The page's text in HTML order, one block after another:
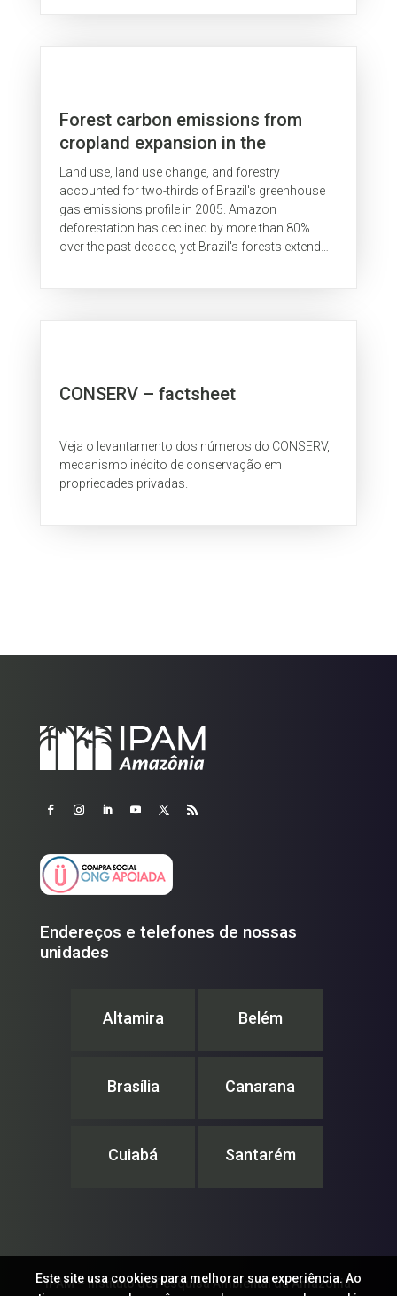
Forest carbon emissions from
cropland expansion in the
Brazilian Cerrado biome
Land use, land use change, and forestry
accounted for two-thirds of Brazil's greenhouse
gas emissions profile in 2005. Amazon
deforestation has declined by more than 80%
over the past decade, yet Brazil's forests extend
CONSERV – factsheet
Veja o levantamento dos números do CONSERV,
mecanismo inédito de conservação em
propriedades privadas.
Endereços e telefones de nossas
unidades
Altamira Belém
Brasília Canarana
Cuiabá Santarém
IPAM – Instituto de Pesquisa Ambiental da Amazônia
Este site usa cookies para melhorar sua experiência. Ao